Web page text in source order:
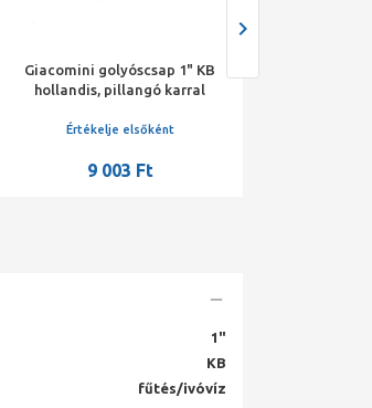
Giacomini golyóscsap 1" KB
hollandis, pillangó karral
Értékelje elsőként
9 003 Ft
1"
KB
fűtés/ivóvíz